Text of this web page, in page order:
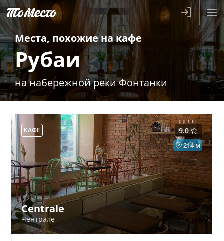
Места, похожие накафе
Рубаи
на набережной реки Фонтанки
9.0
КАФЕ
214 м
Centrale
Чентрале